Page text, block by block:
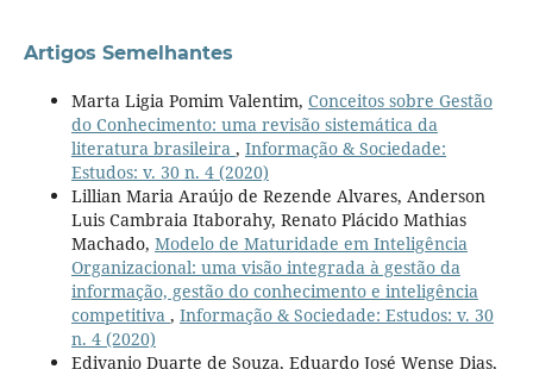
Artigos Semelhantes
Marta Ligia Pomim Valentim, Conceitos sobre Gestão
do Conhecimento: uma revisão sistemática da
literatura brasileira , Informação & Sociedade:
Estudos: v. 30 n. 4 (2020)
Lillian Maria Araújo de Rezende Alvares, Anderson
Luis Cambraia Itaborahy, Renato Plácido Mathias
Machado, Modelo de Maturidade em Inteligência
Organizacional: uma visão integrada à gestão da
informação, gestão do conhecimento e inteligência
competitiva , Informação & Sociedade: Estudos: v. 30
n. 4 (2020)
Edivanio Duarte de Souza, Eduardo José Wense Dias,